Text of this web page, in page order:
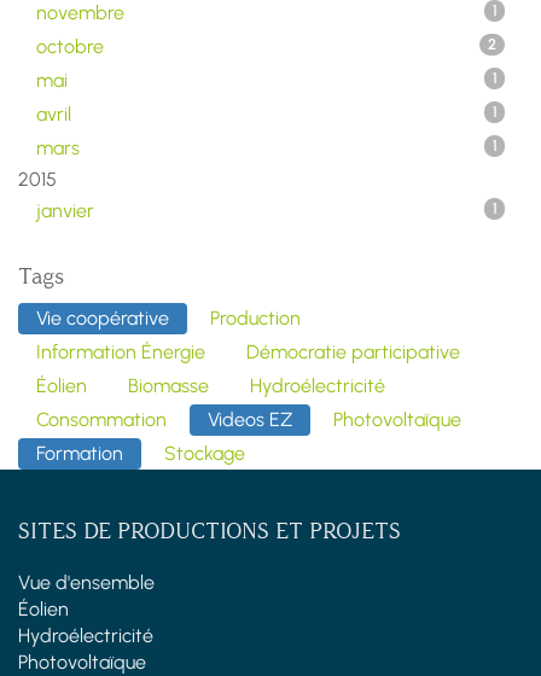
novembre
1
octobre 2
mai 1
avril 1
mars 1
2015
janvier
1
Tags
Vie coopérative
Production
Information Énergie
Démocratie participative
Éolien
Biomasse
Hydroélectricité
Consommation
Videos EZ
Photovoltaïque
Formation
Stockage
SITES DE PRODUCTIONS ET PROJETS
Vue d'ensemble
Éolien
Hydroélectricité
Photovoltaïque